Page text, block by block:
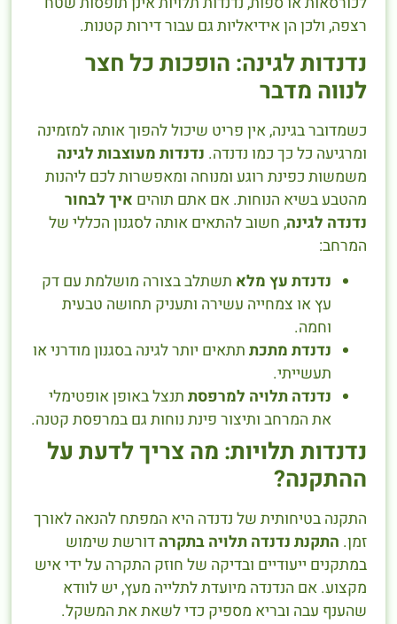
רצפה, ולכן הן אידיאליות גם עבור דירות קטנות.
נדנדות לגינה: הופכות כל חצר
לנווה מדבר
כשמדובר בגינה, אין פריט שיכול להפוך אותה למזמינה
ומרגיעה כל כך כמו נדנדה. נדנדות מעוצבות לגינה
משמשות כפינת רוגע ומנוחה ומאפשרות לכם ליהנות
מהטבע בשיא הנוחות. אם אתם תוהים איך לבחור
נדנדה לגינה, חשוב להתאים אותה לסגנון הכללי של
המרחב:
נדנדת עץ מלא תשתלב בצורה מושלמת עם דק
עץ או צמחייה עשירה ותעניק תחושה טבעית
וחמה.
נדנדת מתכת תתאים יותר לגינה בסגנון מודרני או
תעשייתי.
נדנדה תלויה למרפסת תנצל באופן אופטימלי
את המרחב ותיצור פינת נוחות גם במרפסת קטנה.
נדנדות תלויות: מה צריך לדעת על
ההתקנה?
התקנה בטיחותית של נדנדה היא המפתח להנאה לאורך
זמן. התקנת נדנדה תלויה בתקרה דורשת שימוש
במתקנים ייעודיים ובדיקה של חוזק התקרה על ידי איש
מקצוע. אם הנדנדה מיועדת לתלייה מעץ, יש לוודא
שהענף עבה ובריא מספיק כדי לשאת את המשקל.